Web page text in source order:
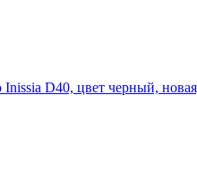
D40, цвет черный,